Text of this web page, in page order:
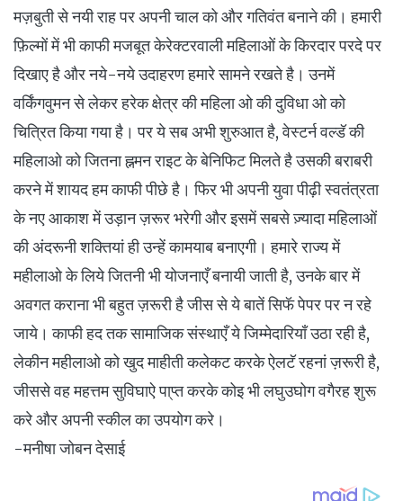
मज़बुती से नयी राह पर अपनी चाल को और गतिवंत बनाने की। हमारी
फ़िल्मों में भी काफी मजबूत केरेक्टरवाली महिलाओं के किरदार परदे पर
दिखाए है और नये-नये उदाहरण हमारे सामने रखते है। उनमें
वर्किंगवुमन से लेकर हरेक क्षेत्र की महिला ओ की दुविधा ओ को
चित्रित किया गया है। पर ये सब अभी शुरुआत है, वेस्टर्न वल्डॅ की
महिलाओ को जितना ह्नमन राइट के बेनिफिट मिलते है उसकी बराबरी
करने में शायद हम काफी पीछे है। फिर भी अपनी युवा पीढ़ी स्वतंत्रता
के नए आकाश में उड़ान ज़रूर भरेगी और इसमें सबसे ज़्यादा महिलाओं
की अंदरूनी शक्तियां ही उन्हें कामयाब बनाएगी। हमारे राज्य में
महीलाओ के लिये जितनी भी योजनाएँ बनायी जाती है, उनके बार में
अवगत कराना भी बहुत ज़रूरी है जीस से ये बातें सिफॅ पेपर पर न रहे
जाये। काफी हद तक सामाजिक संस्थाएँ ये जिम्मेदारियाँ उठा रही है,
लेकीन महीलाओ को खुद माहीती कलेकट करके ऐलटॅ रहनां ज़रूरी है,
जीससे वह महत्तम सुविघाऐ पा्प्त करके कोइ भी लघुउघोग वगैरह शुरू
करे और अपनी स्कील का उपयोग करे।
-मनीषा जोबन देसाई